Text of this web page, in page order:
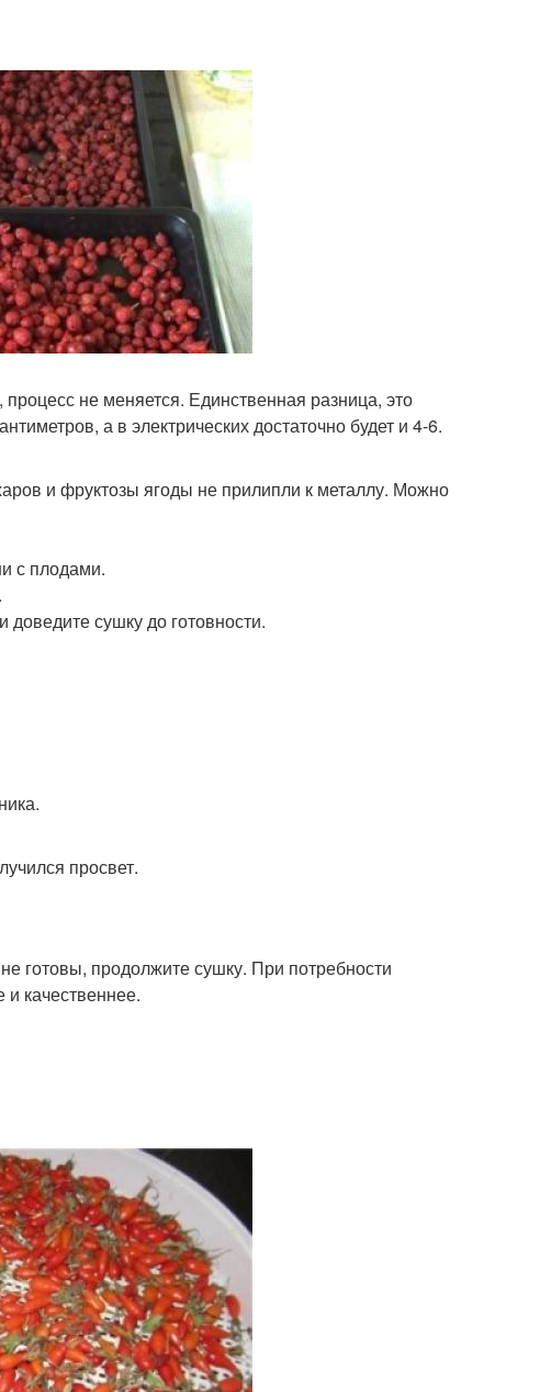
не меняется. Единственная разница, это
а в электрических достаточно будет и 4-6.
и фруктозы ягоды не прилипли к металлу. Можно
с плодами.
сушку до готовности.
просвет.
готовы, продолжите сушку. При потребности
качественнее.